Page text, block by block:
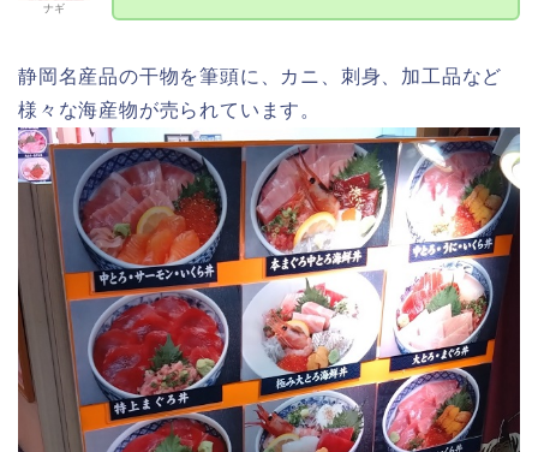
ナギ
静岡名産品の干物を筆頭に、カニ、刺身、加工品など
様々な海産物が売られています。